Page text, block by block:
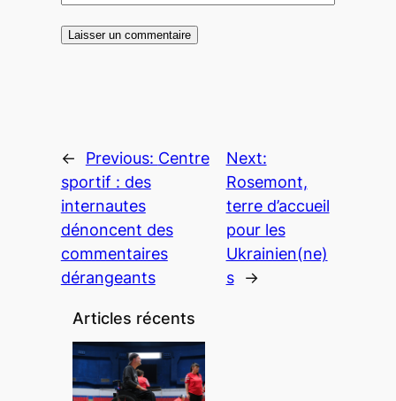
← Previous: Centre
sportif : des
internautes
dénoncent des
commentaires
dérangeants
Next:
Rosemont,
terre d’accueil
pour les
Ukrainien(ne)
s
→
Articles récents